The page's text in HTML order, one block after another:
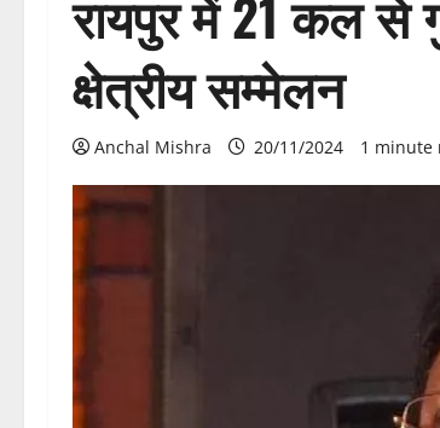
रायपुर में 21 कल से
क्षेत्रीय सम्मेलन
Anchal Mishra 20/11/2024 1 minute